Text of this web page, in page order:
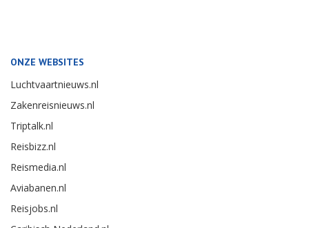
ONZE WEBSITES
Luchtvaartnieuws.nl
Zakenreisnieuws.nl
Triptalk.nl
Reisbizz.nl
Reismedia.nl
Aviabanen.nl
Reisjobs.nl